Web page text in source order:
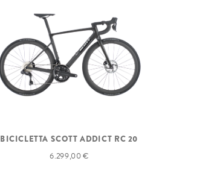
BICICLETTA SCOTT ADDICT RC 20
6.299,00 €